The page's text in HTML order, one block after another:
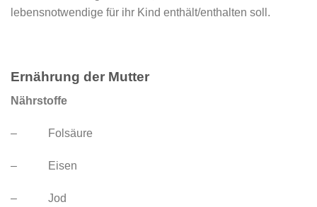
lebensnotwendige für ihr Kind enthält/enthalten soll.
Ernährung der Mutter
Nährstoffe
– Folsäure
– Eisen
– Jod